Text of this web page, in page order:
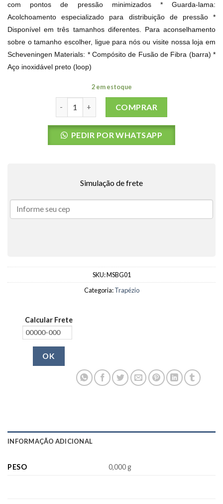
com pontos de pressão minimizados * Guarda-lama:
Acolchoamento especializado para distribuição de pressão *
Disponível em três tamanhos diferentes. Para aconselhamento
sobre o tamanho escolher, ligue para nós ou visite nossa loja em
Scheveningen Materials: * Compósito de Fusão de Fibra (barra) *
Aço inoxidável preto (loop)
2 em estoque
COMPRAR
PEDIR POR WHATSAPP
Simulação de frete
SKU:MSBG01
Categoria:Trapézio
Calcular Frete
OK
INFORMAÇÃO ADICIONAL
PESO 0,000 g